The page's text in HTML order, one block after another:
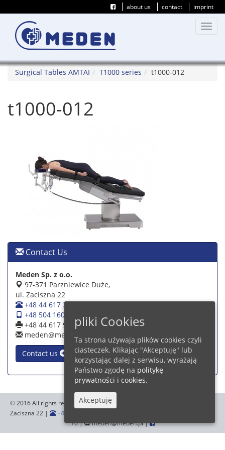
about us contact imprint
Surgical Tables AMTAI T1000 series t1000-012
t1000-012
Contact Us
Meden Sp. z o.o.
97-371 Parzniewice Duże,
ul. Zaciszna 22
+48 44 617 39 39
+48 504 160 942
+48 44 617 93 76
meden@meden.pl
Contact us
© 2016 All rights reserved.Meden Sp. z o.o.
Zaciszna 22 |
+48 44 617 39 39
76 |
meden@meden.pl |
pliki Cookies
Ta strona używaja plików cookies czyli
ciasteczek. Klikając "Akceptuję" lub
korzystając dalej z serwisu, wyrażają
Państwo zgodę na politykę
prywatności i cookies.
Akceptuję